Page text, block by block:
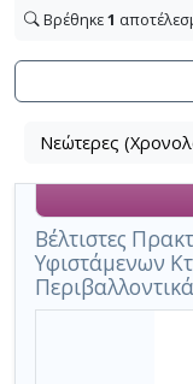
Βρέθηκε1
Βρέθηκε
αποτέλεσμα
,
σύνολο
σελίδων
Λίστα
τα
αποτελέσματα
αναζήτησης:
Νεώτερες
Βέλτιστες
Υφιστάμενων